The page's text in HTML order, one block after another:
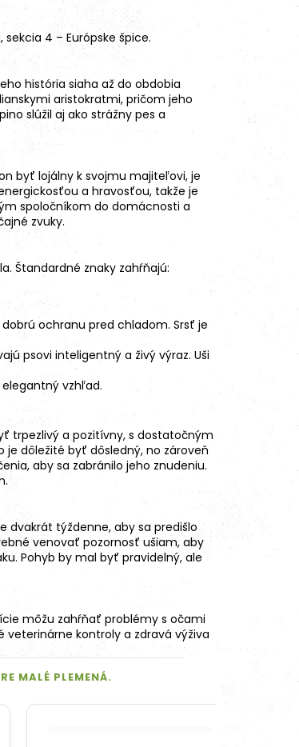
, sekcia 4 – Európske špice.
história siaha až do obdobia
aristokratmi, pričom jeho
slúžil aj ako strážny pes a
byť lojálny k svojmu majiteľovi, je
a hravosťou, takže je
spoločníkom do domácnosti a
zvuky.
Štandardné znaky zahŕňajú:
ochranu pred chladom. Srsť je
psovi inteligentný a živý výraz. Uši
vzhľad.
trpezlivý a pozitívny, s dostatočným
dôležité byť dôsledný, no zároveň
aby sa zabránilo jeho znudeniu.
dvakrát týždenne, aby sa predišlo
venovať pozornosť ušiam, aby
Pohyb by mal byť pravidelný, ale
môžu zahŕňať problémy s očami
veterinárne kontroly a zdravá výživa